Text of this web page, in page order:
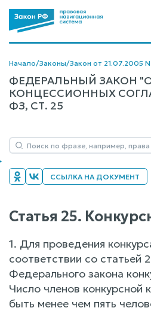
Начало/Законы/Закон от 21.07.2005
ФЕДЕРАЛЬНЫЙ ЗАКОН
КОНЦЕССИОННЫХ
ФЗ, СТ. 25
ССЫЛКА НА ДОКУМЕНТ
Статья 25.
1. Для проведения
соответствии со статьей
Федерального закона
Число членов конкурсной
быть менее чем пять